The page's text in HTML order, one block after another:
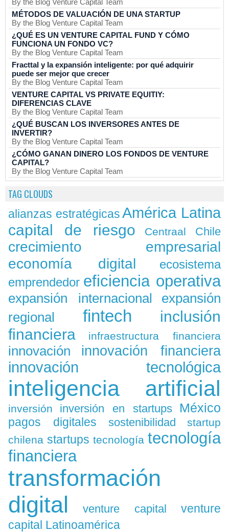
By the Blog Venture Capital Team
MÉTODOS DE VALUACIÓN DE UNA STARTUP
By the Blog Venture Capital Team
¿QUÉ ES UN VENTURE CAPITAL FUND Y CÓMO
FUNCIONA UN FONDO VC?
By the Blog Venture Capital Team
Fracttal y la expansión inteligente: por qué adquirir
puede ser mejor que crecer
By the Blog Venture Capital Team
VENTURE CAPITAL VS PRIVATE EQUITIY:
DIFERENCIAS CLAVE
By the Blog Venture Capital Team
¿QUÉ BUSCAN LOS INVERSORES ANTES DE
INVERTIR?
By the Blog Venture Capital Team
¿CÓMO GANAN DINERO LOS FONDOS DE VENTURE
CAPITAL?
By the Blog Venture Capital Team
TAG CLOUDS
alianzas estratégicas América Latina
capital de riesgo Centraal Chile
crecimiento empresarial
economía digital
ecosistema
emprendedor eficiencia operativa
expansión internacional
expansión
regional
fintech
inclusión
financiera
infraestructura financiera
innovación innovación financiera
innovación tecnológica
inteligencia artificial
inversión inversión en startups México
pagos digitales sostenibilidad
startup
chilena startups tecnología tecnología
financiera
transformación
digital
venture capital
venture
capital Latinoamérica